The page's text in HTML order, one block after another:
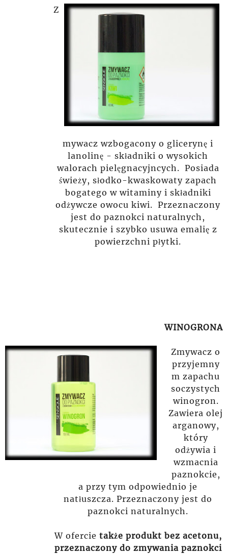
Z
mywacz wzbogacony o glicerynę i
lanolinę - składniki o wysokich
walorach pielęgnacyjncych. Posiada
świeży, słodko-kwaskowaty zapach
bogatego w witaminy i składniki
odżywcze owocu kiwi. Przeznaczony
jest do paznokci naturalnych,
skutecznie i szybko usuwa emalię z
powierzchni płytki.
WINOGRONA
Zmywacz o
przyjemny
m zapachu
soczystych
winogron.
Zawiera olej
arganowy,
który
odżywia i
wzmacnia
paznokcie,
a przy tym odpowiednio je
natłuszcza. Przeznaczony jest do
paznokci naturalnych.
W ofercie także produkt bez acetonu,
przeznaczony do zmywania paznokci